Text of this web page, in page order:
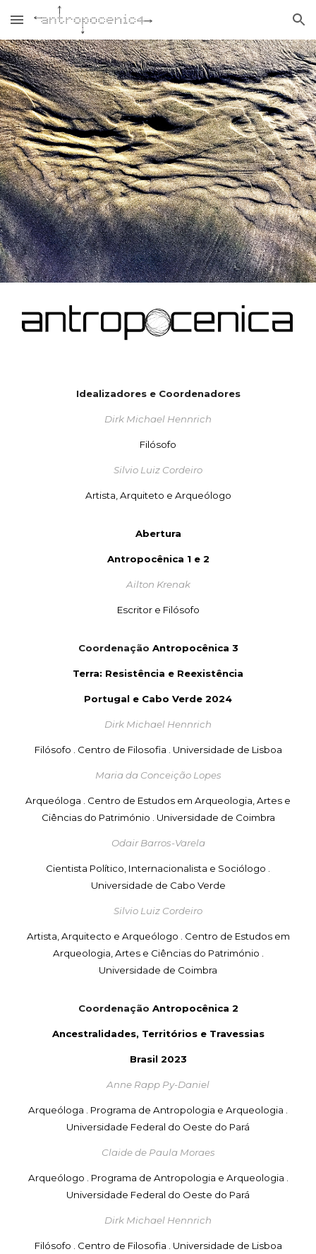
Skip to main content Skip to navigation
Idealizadores e Coordenadores
Dirk Michael Hennrich
Filósofo
Silvio Luiz Cordeiro
Artista, Arquiteto e Arqueólogo
Abertura
Antropocênica 1 e 2
Ailton Krenak
Escritor e Filósofo
Coordenação Antropocênica 3
Terra: Resistência e Reexistência
Portugal e Cabo Verde 2024
Dirk Michael Hennrich
Filósofo . Centro de Filosofia . Universidade de Lisboa
Maria da Conceição Lopes
Arqueóloga . Centro de Estudos em Arqueologia, Artes e
Ciências do Património . Universidade de Coimbra
Odair Barros-Varela
Cientista Político, Internacionalista e Sociólogo
Universidade de Cabo Verde
Silvio Luiz Cordeiro
Artista, Arquitecto e Arqueólogo . Centro de Estudos em
Arqueologia, Artes e Ciências do Património .
Universidade de Coimbra
Coordenação Antropocênica 2
Ancestralidades, Territórios e Travessias
Brasil2023
Anne Rapp Py-Daniel
Arqueóloga . Programa de Antropologia e Arqueologia .
Universidade Federal do Oeste do Pará
Claide de Paula Moraes
Arqueólogo . Programa de Antropologia e Arqueologia .
Universidade Federal do Oeste do Pará
Dirk Michael Hennrich
Filósofo . Centro de Filosofia . Universidade de Lisboa